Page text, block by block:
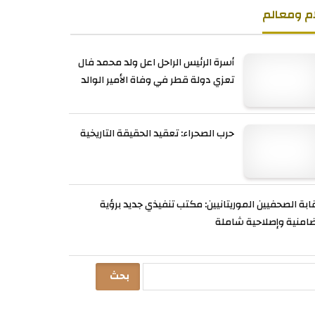
ومعالم
أسرة الرئيس الراحل اعل ولد محمد فال
تعزي دولة قطر في وفاة الأمير الوالد
حرب الصحراء: تعقيد الحقيقة التاريخية
الصحفيين الموريتانيين: مكتب تنفيذي جديد برؤية
وإصلاحية شاملة